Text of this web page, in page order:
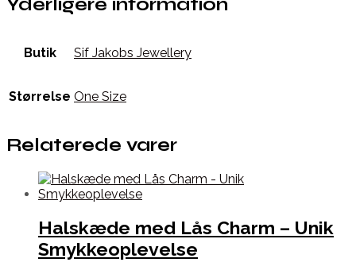
Yderligere information
Butik Sif Jakobs Jewellery
Størrelse One Size
Relaterede varer
Halskæde med Lås Charm – Unik
Smykkeoplevelse